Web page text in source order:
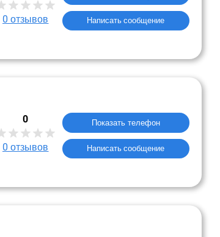
0 отзывов Написать сообщение
0
0 отзывов
Показать телефон
Написать сообщение